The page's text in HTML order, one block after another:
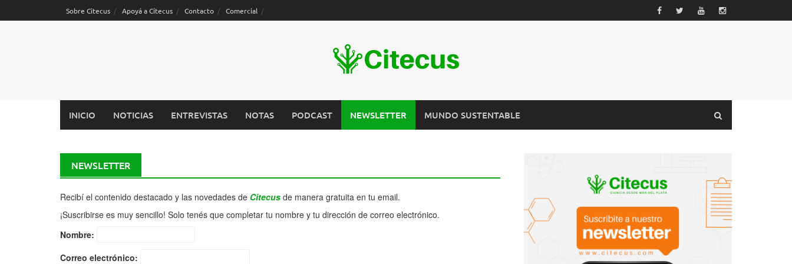
Sobre Citecus Apoyá a Citecus Contacto Comercial
INICIO NOTICIAS ENTREVISTAS NOTAS PODCAST NEWSLETTER MUNDO SUSTENTABLE
NEWSLETTER
Recibí el contenido destacado y las novedades de Citecus de manera gratuita en tu email.
¡Suscribirse es muy sencillo! Solo tenés que completar tu nombre y tu dirección de correo electrónico.
Nombre:
Correo electrónico: